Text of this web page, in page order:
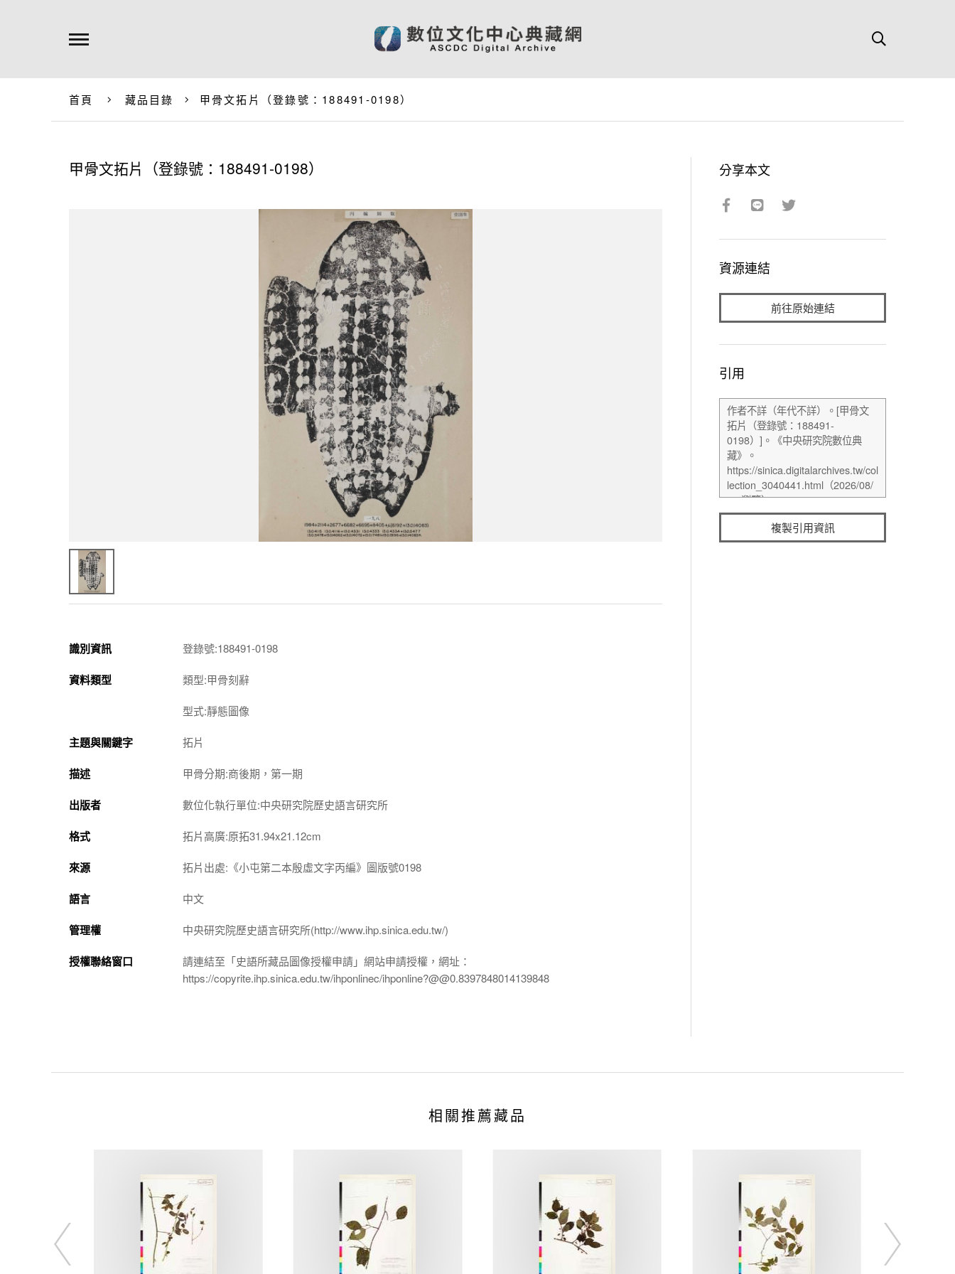
首頁 藏品目錄 甲骨文拓片（登錄號：188491-0198）
甲骨文拓片（登錄號：188491-0198）
識別資訊 登錄號:188491-0198
資料類型 類型:甲骨刻辭
型式:靜態圖像
主題與關鍵字 拓片
描述 甲骨分期:商後期，第一期
出版者 數位化執行單位:中央研究院歷史語言研究所
格式 拓片高廣:原拓31.94x21.12cm
來源 拓片出處:《小屯第二本殷虛文字丙編》圖版號0198
語言 中文
管理權 中央研究院歷史語言研究所(http://www.ihp.sinica.edu.tw/)
授權聯絡窗口
請連結至「史語所藏品圖像授權申請」網站申請授權，網址：
https://copyrite.ihp.sinica.edu.tw/ihponlinec/ihponline?@@0.8397848014139848
分享本文
資源連結
前往原始連結
引用
複製引用資訊
相關推薦藏品